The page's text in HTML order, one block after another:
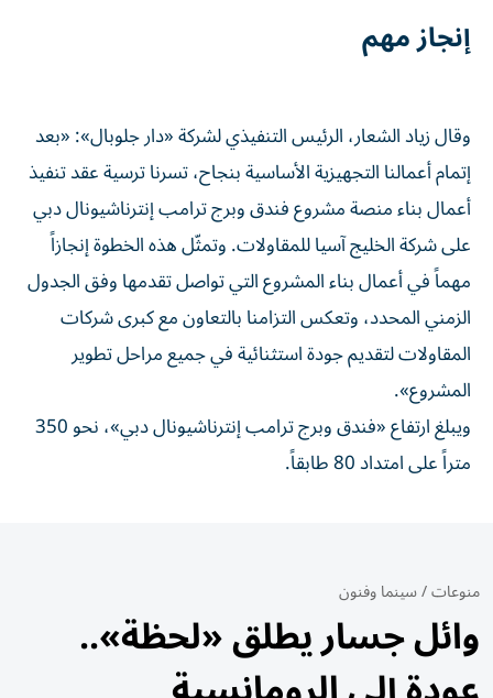
إنجاز مهم
وقال زياد الشعار، الرئيس التنفيذي لشركة «دار جلوبال»: «بعد
إتمام أعمالنا التجهيزية الأساسية بنجاح، تسرنا ترسية عقد تنفيذ
أعمال بناء منصة مشروع فندق وبرج ترامب إنترناشيونال دبي
على شركة الخليج آسيا للمقاولات. وتمثّل هذه الخطوة إنجازاً
مهماً في أعمال بناء المشروع التي تواصل تقدمها وفق الجدول
الزمني المحدد، وتعكس التزامنا بالتعاون مع كبرى شركات
المقاولات لتقديم جودة استثنائية في جميع مراحل تطوير
المشروع».
ويبلغ ارتفاع «فندق وبرج ترامب إنترناشيونال دبي»، نحو 350
متراً على امتداد 80 طابقاً.
منوعات/سينما وفنون
وائل جسار يطلق «لحظة»..